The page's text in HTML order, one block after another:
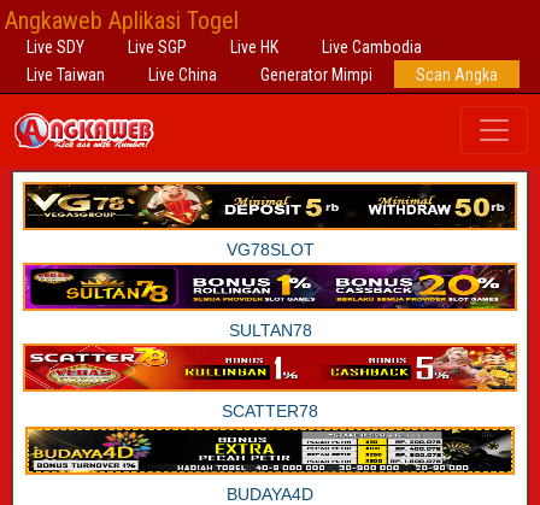
Angkaweb Aplikasi Togel
Live SDY Live SGP Live HK
Live Cambodia
Live Taiwan
Live China Generator Mimpi Scan Angka
VG78SLOT
SULTAN78
SCATTER78
BUDAYA4D